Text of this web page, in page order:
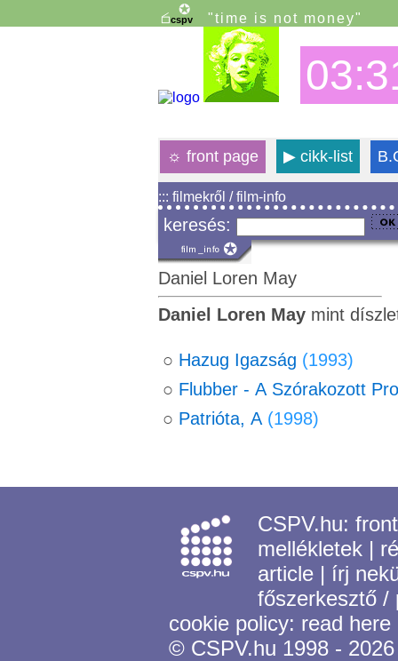
"time is not money"
☼ front page ▶cikk-list
::: filmekről / film-info
keresés:
Daniel Loren May
Daniel Loren Maymint
○ Hazug Igazság (1993)
○ Flubber - A Szórakozott
○ Patrióta, A (1998)
CSPV.hu:
mellékletek |
article | írj
főszerkesztő
cookie policy: read here
© CSPV.hu 1998 - 2026